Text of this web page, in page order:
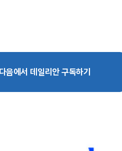
다음에서 데일리안 구독하기